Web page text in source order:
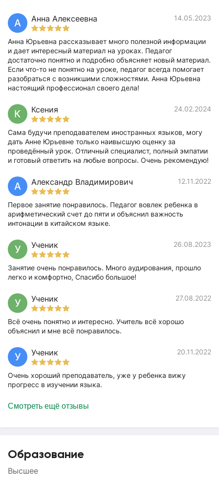
А Анна Алексеевна 14.05.2023
Анна Юрьевна рассказывает много полезной информации
и дает интересный материал на уроках. Педагог
достаточно понятно и подробно объясняет новый материал.
Если что-то не понятно на уроке, педагог всегда помогает
разобраться с возникшими сложностями. Анна Юрьевна
настоящий профессионал своего дела!
К Ксения 24.02.2024
Сама будучи преподавателем иностранных языков, могу
дать Анне Юрьевне только наивысшую оценку за
проведённый урок. Отличный специалист, полный эмпатии
и готовый ответить на любые вопросы. Очень рекомендую!
А Александр Владимирович 12.11.2022
Первое занятие понравилось. Педагог вовлек ребенка в
арифметический счет до пяти и объяснил важность
интонации в китайском языке.
У Ученик 26.08.2023
Занятие очень понравилось. Много аудирования, прошло
легко и комфортно, Спасибо большое!
У Ученик 27.08.2022
Всё очень понятно и интересно. Учитель всё хорошо
объяснил и мне всё понравилось.
У Ученик 20.11.2022
Очень хороший преподаватель, уже у ребенка вижу
прогресс в изучении языка.
Смотреть ещё отзывы
Образование
Высшее